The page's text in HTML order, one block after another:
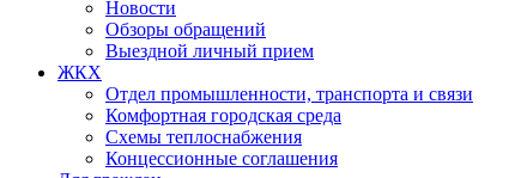
Новости
Обзоры обращений
Выездной личный прием
ЖКХ
Отдел промышленности, транспорта и связи
Комфортная городская среда
Схемы теплоснабжения
Концессионные соглашения